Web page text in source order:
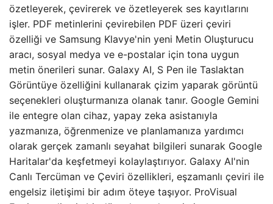
özetleyerek, çevirerek ve özetleyerek ses kayıtlarını
işler. PDF metinlerini çevirebilen PDF üzeri çeviri
özelliği ve Samsung Klavye'nin yeni Metin Oluşturucu
aracı, sosyal medya ve e-postalar için tona uygun
metin önerileri sunar. Galaxy AI, S Pen ile Taslaktan
Görüntüye özelliğini kullanarak çizim yaparak görüntü
seçenekleri oluşturmanıza olanak tanır. Google Gemini
ile entegre olan cihaz, yapay zeka asistanıyla
yazmanıza, öğrenmenize ve planlamanıza yardımcı
olarak gerçek zamanlı seyahat bilgileri sunarak Google
Haritalar'da keşfetmeyi kolaylaştırıyor. Galaxy AI'nin
Canlı Tercüman ve Çeviri özellikleri, eşzamanlı çeviri ile
engelsiz iletişimi bir adım öteye taşıyor. ProVisual